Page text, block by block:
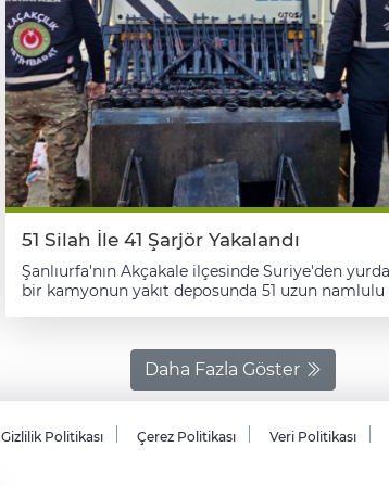
51 Silah İle 41 Şarjör Yakalandı
Şanlıurfa'nın Akçakale ilçesinde Suriye'den
bir kamyonun yakıt deposunda 51 uzun namlulu
Muhafaza Kaçakçılık ve İstihbarat Müdürlüğü
ekiplerince Suriye'den Türkiye'ye giriş yapan
kamyonda detaylı arama yapıldı. Kamyonun yakıt
deposunda 51 uzun namlulu silah ile 41 şarjör ele
geçirildi. Kamyon sürücüsü A.B. gözaltına alındı.
Daha Fazla Göster
Gizlilik Politikası Çerez Politikası Veri Politikası